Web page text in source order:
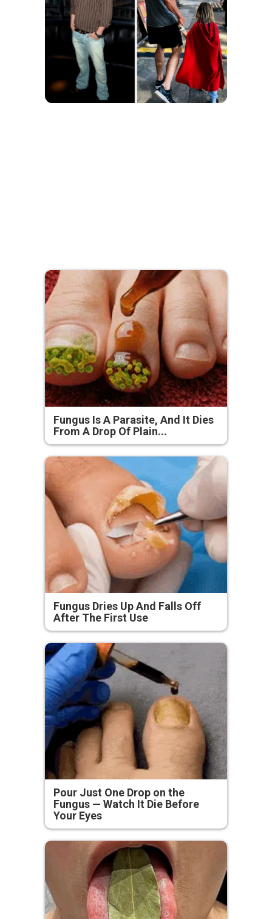
Fungus Is A Parasite, And It Dies
From A Drop Of Plain...
Fungus Dries Up And Falls Off
After The First Use
Pour Just One Drop on the
Fungus — Watch It Die Before
Your Eyes